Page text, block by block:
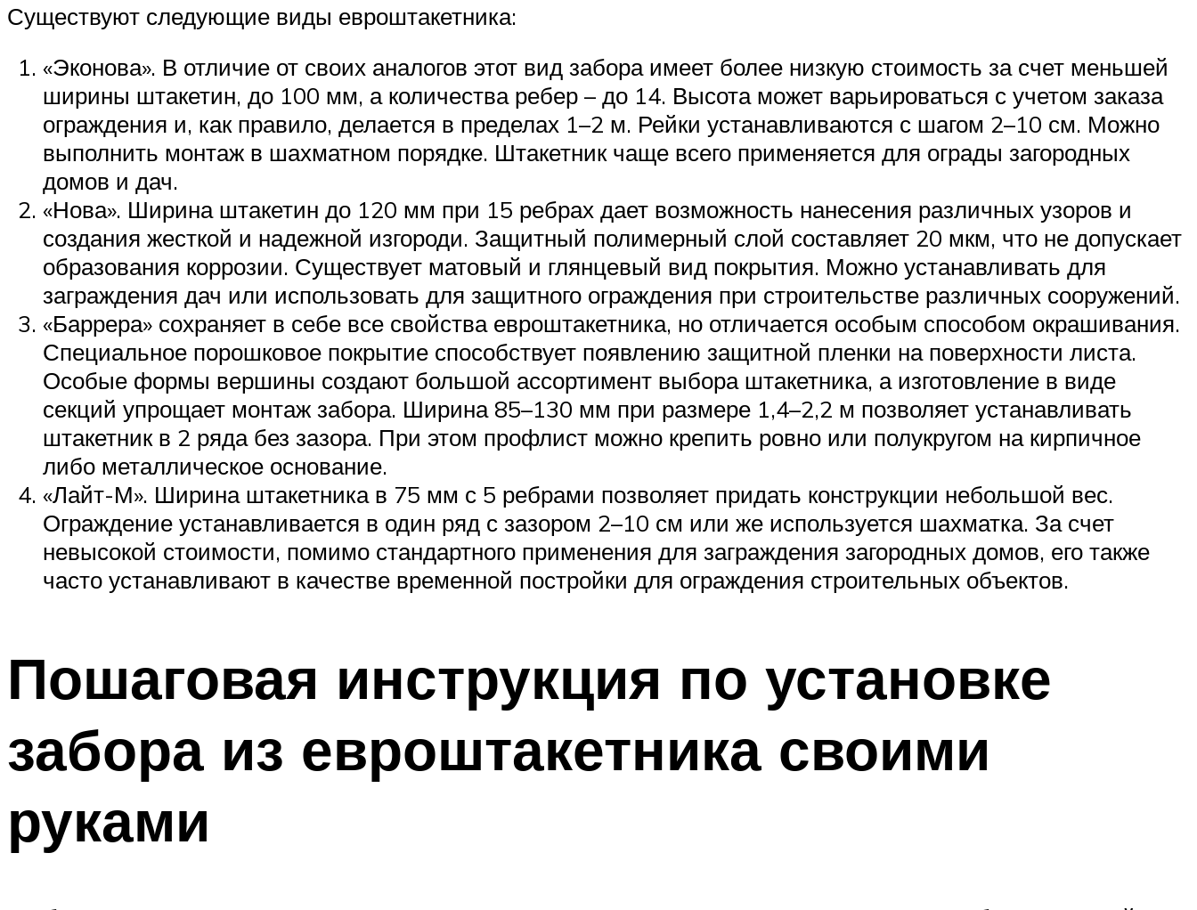
Существуют следующие виды евроштакетника:
«Эконова». В отличие от своих аналогов этот вид забора имеет более низкую стоимость за счет меньшей
ширины штакетин, до 100 мм, а количества ребер – до 14. Высота может варьироваться с учетом заказа
ограждения и, как правило, делается в пределах 1–2 м. Рейки устанавливаются с шагом 2–10 см. Можно
выполнить монтаж в шахматном порядке. Штакетник чаще всего применяется для ограды загородных
домов и дач.
«Нова». Ширина штакетин до 120 мм при 15 ребрах дает возможность нанесения различных узоров и
создания жесткой и надежной изгороди. Защитный полимерный слой составляет 20 мкм, что не допускает
образования коррозии. Существует матовый и глянцевый вид покрытия. Можно устанавливать для
заграждения дач или использовать для защитного ограждения при строительстве различных сооружений.
«Баррера» сохраняет в себе все свойства евроштакетника, но отличается особым способом окрашивания.
Специальное порошковое покрытие способствует появлению защитной пленки на поверхности листа.
Особые формы вершины создают большой ассортимент выбора штакетника, а изготовление в виде
секций упрощает монтаж забора. Ширина 85–130 мм при размере 1,4–2,2 м позволяет устанавливать
штакетник в 2 ряда без зазора. При этом профлист можно крепить ровно или полукругом на кирпичное
либо металлическое основание.
«Лайт-М». Ширина штакетника в 75 мм с 5 ребрами позволяет придать конструкции небольшой вес.
Ограждение устанавливается в один ряд с зазором 2–10 см или же используется шахматка. За счет
невысокой стоимости, помимо стандартного применения для заграждения загородных домов, его также
часто устанавливают в качестве временной постройки для ограждения строительных объектов.
Пошаговая инструкция по установке
забора из евроштакетника своими
руками